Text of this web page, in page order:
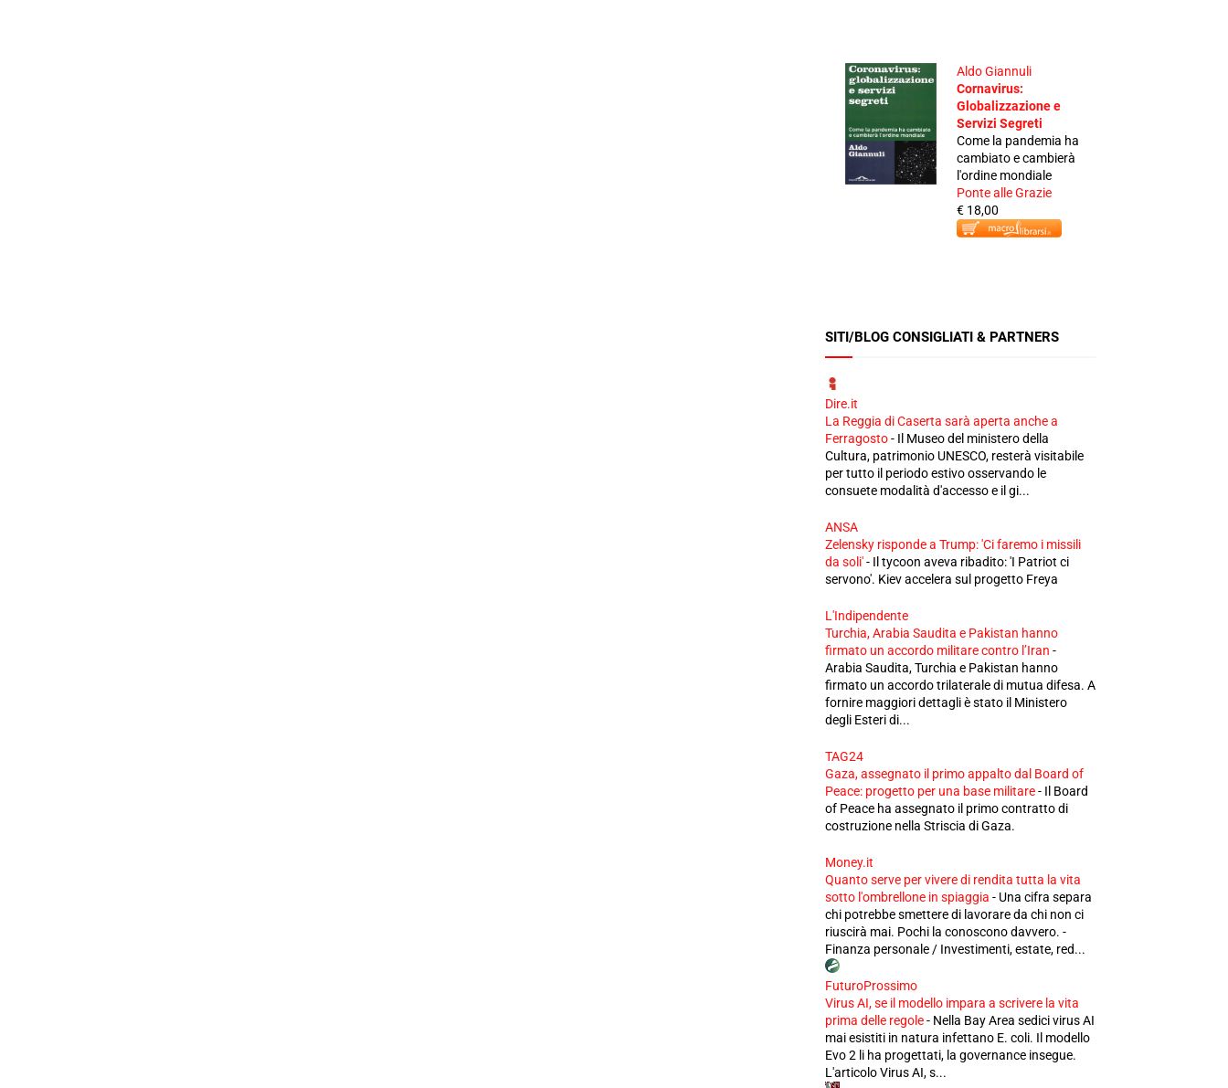
Aldo Giannuli
Cornavirus:
Globalizzazione e
Servizi Segreti
Come la pandemia ha
cambiato e cambierà
l'ordine mondiale
Ponte alle Grazie
€ 18,00
SITI/BLOG CONSIGLIATI & PARTNERS
Dire.it
La Reggia di Caserta sarà aperta anche a
Ferragosto- Il Museo del ministero della
Cultura, patrimonio UNESCO, resterà visitabile
per tutto il periodo estivo osservando le
consuete modalità d'accesso e il gi...
ANSA
Zelensky risponde a Trump: 'Ci faremo i missili
da soli'- Il tycoon aveva ribadito: 'I Patriot ci
servono'. Kiev accelera sul progetto Freya
L'Indipendente
Turchia, Arabia Saudita e Pakistan hanno
firmato un accordo militare contro l’Iran -
Arabia Saudita, Turchia e Pakistan hanno
firmato un accordo trilaterale di mutua difesa. A
fornire maggiori dettagli è stato il Ministero
degli Esteri di...
TAG24
Gaza, assegnato il primo appalto dal Board of
Peace: progetto per una base militare- Il Board
of Peace ha assegnato il primo contratto di
costruzione nella Striscia di Gaza.
Money.it
Quanto serve per vivere di rendita tutta la vita
sotto l'ombrellone in spiaggia - Una cifra separa
chi potrebbe smettere di lavorare da chi non ci
riuscirà mai. Pochi la conoscono davvero. -
Finanza personale / Investimenti, estate, red...
FuturoProssimo
Virus AI, se il modello impara a scrivere la vita
prima delle regole- Nella Bay Area sedici virus AI
mai esistiti in natura infettano E. coli. Il modello
Evo 2 li ha progettati, la governance insegue.
L'articolo Virus AI, s...